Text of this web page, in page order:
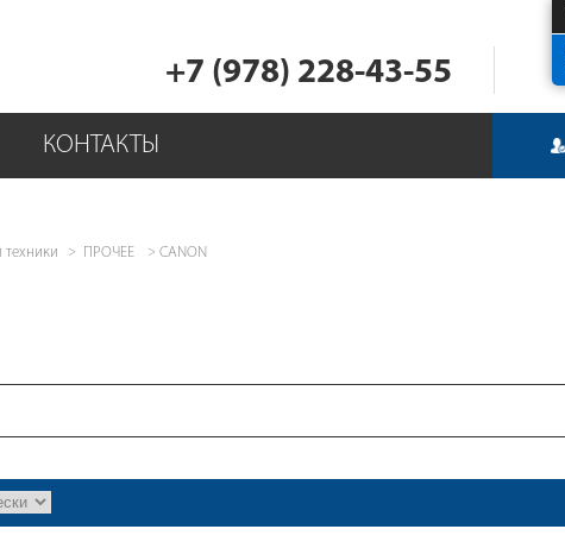
+7 (978) 228-43-55
КОНТАКТЫ
техники ПРОЧЕЕ CANON